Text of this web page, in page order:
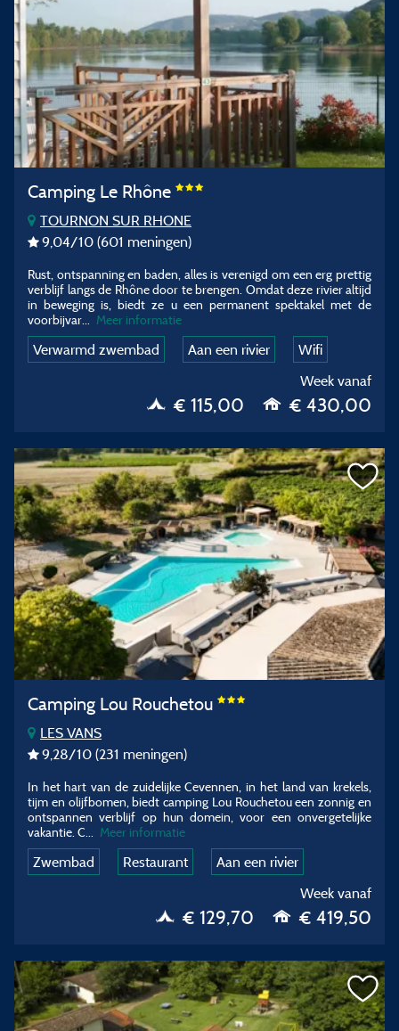
Camping Le Rhône
TOURNON SUR RHONE
9,04/10 (601 meningen)
Rust, ontspanning en baden, alles is verenigd om een erg prettig
verblijf langs de Rhône door te brengen. Omdat deze rivier altijd
in beweging is, biedt ze u een permanent spektakel met de
voorbijvar...
Meer informatie
Verwarmd zwembad Aan een rivier
Wifi
Week vanaf
€ 115,00 € 430,00
Camping Lou Rouchetou
LES VANS
9,28/10 (231 meningen)
In het hart van de zuidelijke Cevennen, in het land van krekels,
tijm en olijfbomen, biedt camping Lou Rouchetou een zonnig en
ontspannen verblijf op hun domein, voor een onvergetelijke
vakantie. C
Meer informatie
Zwembad Restaurant
Aan een rivier
Week vanaf
€ 129,70 € 419,50